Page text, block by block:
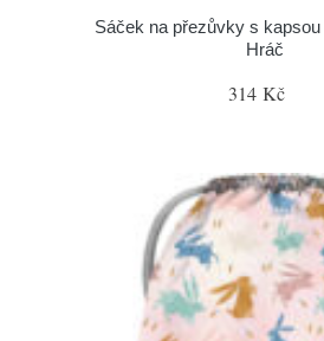
Sáček na přezůvky s
Hráč
314 Kč